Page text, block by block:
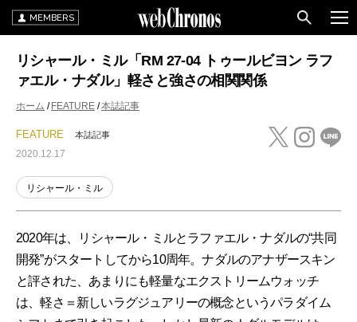
MEMBERS
リシャール・ミル「RM 27-04 トゥールビヨン ラフ
ァエル・ナダル」軽さと強さの相関関係
ホーム FEATURE 本誌記事
FEATURE 本誌記事
2020.12.17
リシャール・ミル
2020年は、リシャール・ミルとラファエル・ナダルの“共同
開発”がスタートしてから10周年。ナダルのアナザースキン
と評された、あまりにも軽量なエクストリームウォッチ
は、軽さ＝新しいラグジュアリーの概念というパラダイム